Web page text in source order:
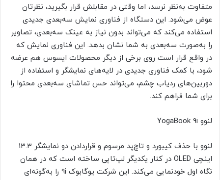
متفاوت به‌نظر نرسد، اما وقتی در مقابلش قرار بگیرید، نظرتان
عوض می‌شود. این دستگاه از فناوری نمایش سه‌بعدی جدیدی
استفاده می‌کند که می‌تواند بدون نیاز به عینک سه‌بعدی، تصاویر
را به‌صورت سه‌بعدی به شما نشان بدهد. این فناوری نمایش که
در واقع قرار است روی برخی از دیگر محصولات ایسوس هم عرضه
شود، با کمک فناوری جدیدی در لایه‌های نمایشگر و استفاده از
دوربین‌های ردیاب چشم، می‌تواند حس تماشای سه‌بعدی محتوا را
برای شما فراهم کند.
لنوو YogaBook 9i
لنوو با حذف کیبورد و تاچ‌پد مرسوم و قراردادن دو نمایشگر 13.3
اینچی OLED در کنار یکدیگر لپ‌تاپی ساخته است که در همان
نگاه اول خودنمایی می‌کند. این شرکت یوگابوک 9i را به‌گونه‌ای